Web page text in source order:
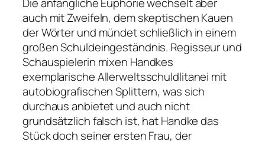
Die anfängliche Euphorie wechselt aber
auch mit Zweifeln, dem skeptischen Kauen
der Wörter und mündet schließlich in einem
großen Schuldeingeständnis. Regisseur und
Schauspielerin mixen Handkes
exemplarische Allerweltsschuldlitanei mit
autobiografischen Splittern, was sich
durchaus anbietet und auch nicht
grundsätzlich falsch ist, hat Handke das
Stück doch seiner ersten Frau, der